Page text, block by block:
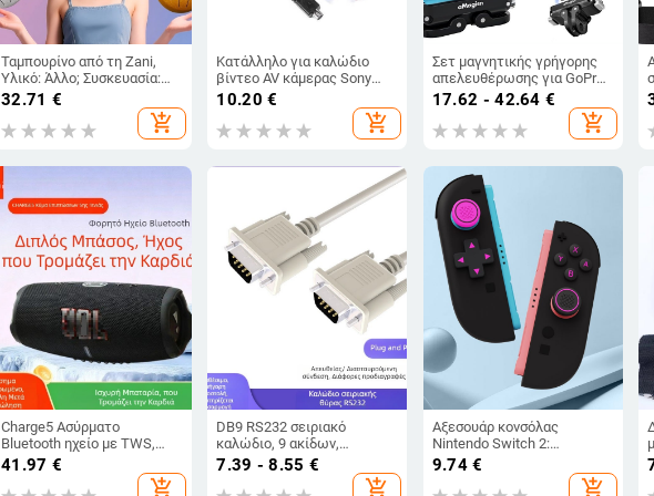
Ταμπουρίνο από τη Zani,
Υλικό: Άλλο; Συσκευασία:
Κουτί από χαρτόνι;
Κατάλληλο για μουσικά
όργανα.
32.71 €
add_shopping_cart
Κατάλληλο για καλώδιο
βίντεο AV κάμερας Sony
VMC15FS10P διπλής σειράς
ακροδεκτών S
10.20 €
add_shopping_cart
Σετ μαγνητικής γρήγορης
απελευθέρωσης για GoPro
Hero12/11/10/9/8/11
αλουμινίου
17.62 - 42.64 €
add_shopping_cart
Charge5 Ασύρματο
Bluetooth ηχείο με TWS,
IPX7 Αδιάβροχο, BT 5.3,
10W Απόδοση,
41.97 €
add_shopping_cart
DB9 RS232 σειριακό
καλώδιο, 9 ακίδων,
αρσενικό προς θηλυκό,
καλώδιο μεταφοράς
7.39 - 8.55 €
add_shopping_cart
Αξεσουάρ κονσόλας
Nintendo Switch 2:
σιλικόνινα καλύμματα
κουμπιών, καπάκια μοχλών
9.74 €
add_shopping_cart